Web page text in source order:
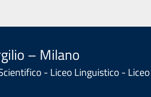
– Milano
- Liceo Linguistico -